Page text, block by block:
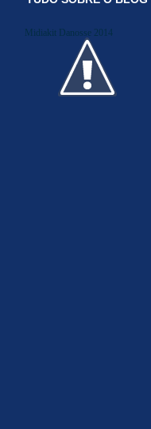
Midiakit Danosse 2014